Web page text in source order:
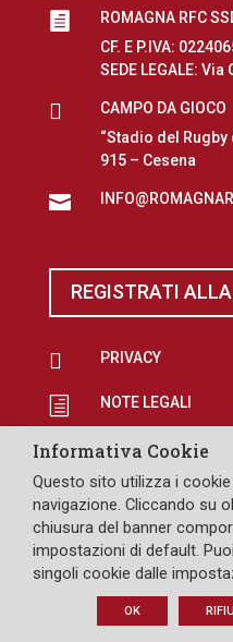

ROMAGNA RFC
CF. E P.IVA:
SEDE LEGALE:

CAMPO DA GIOCO
“Stadio del Rugby
915 – Cesena

REGISTRATI
 PRIVACY
h NOTE LEGALI
p EROGAZIONI
 SAFEGUARDING
DESIGN:
Informativa Cookie
Questo sito utilizza i
navigazione. Cliccando su
chiusura del banner
impostazioni di default.
singoli cookie dalle
OK